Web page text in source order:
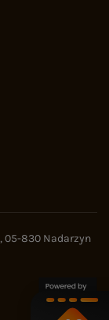
,05-830 Nadarzyn